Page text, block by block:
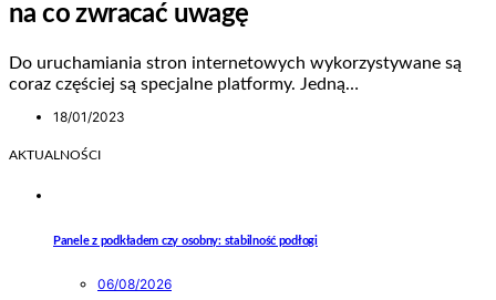
na co zwracać uwagę
Do uruchamiania stron internetowych wykorzystywane są
coraz częściej są specjalne platformy. Jedną…
18/01/2023
AKTUALNOŚCI
Panele z podkładem czy osobny: stabilność podłogi
06/08/2026